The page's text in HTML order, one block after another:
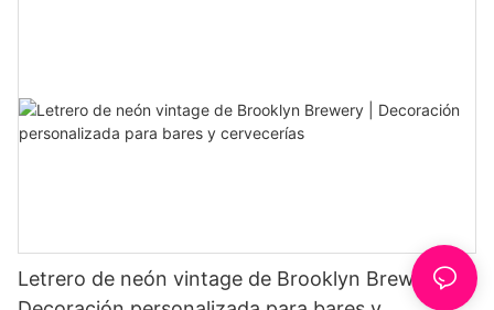
Letrero de neón vintage de Brooklyn Brewery |